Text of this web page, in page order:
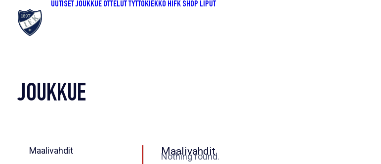
UUTISETJOUKKUE OTTELUTTYTTÖKIEKKO HIFK SHOP LIPUT
JOUKKUE
Maalivahdit
Maalivahdit
Nothing found.